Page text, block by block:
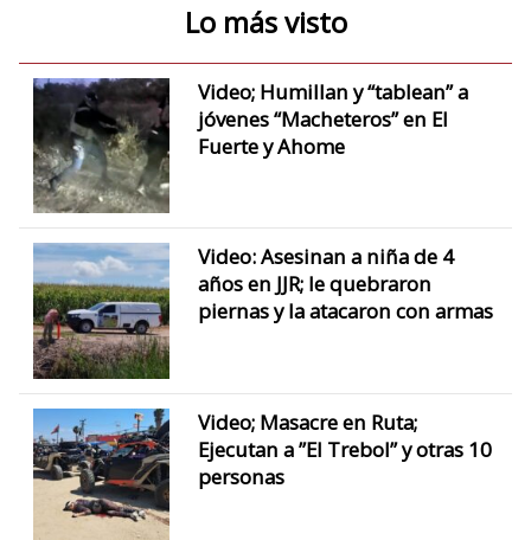
Lo más visto
Video; Humillan y “tablean” a
jóvenes “Macheteros” en El
Fuerte y Ahome
Video: Asesinan a niña de 4
años en JJR; le quebraron
piernas y la atacaron con armas
Video; Masacre en Ruta;
Ejecutan a ”El Trebol” y otras 10
personas